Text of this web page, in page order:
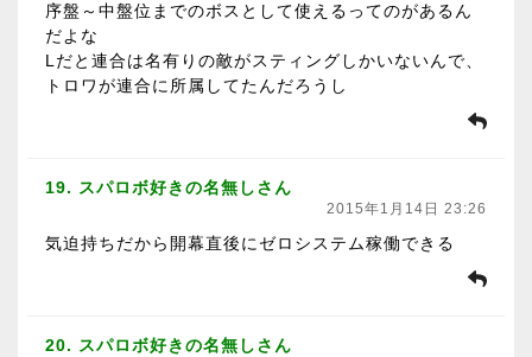
序盤～中盤位までのボスとして使えるってのがあるん
だよな
Lだと連合は名有りの敵がスティングしかいないんで、
トロワが連合に所属してたんだろうし
19. スパロボ好きの名無しさん
2015年1月14日 23:26
気迫持ちだから開幕直後にゼロシステム稼働できる
20. スパロボ好きの名無しさん